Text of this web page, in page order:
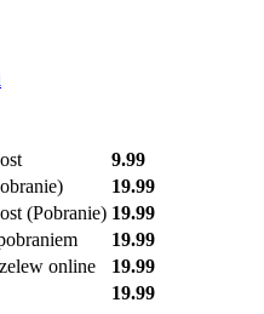
9.99
19.99
(Pobranie) 19.99
19.99
online
19.99
19.99